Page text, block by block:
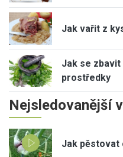
Jak vařit z
Jak se
prostředky
Nejsledovanější
Jak pěstovat